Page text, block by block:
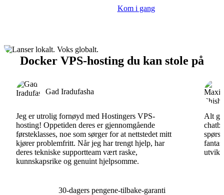
Kom i gang
Docker VPS-hosting du kan stole på
Gad Iradufasha
Jeg er utrolig fornøyd med Hostingers VPS-
hosting! Oppetiden deres er gjennomgående
førsteklasses, noe som sørger for at nettstedet mitt
kjører problemfritt. Når jeg har trengt hjelp, har
deres tekniske supportteam vært raske,
kunnskapsrike og genuint hjelpsomme.
Alt
30-dagers pengene-tilbake-garanti